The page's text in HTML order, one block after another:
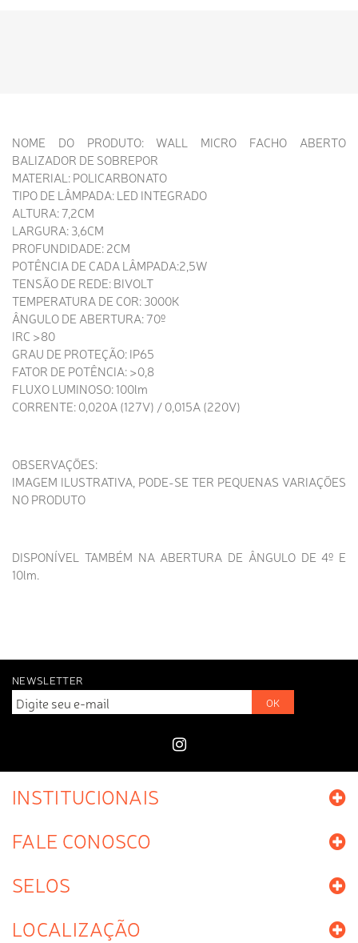
NOME DO PRODUTO: WALL MICRO FACHO ABERTO
BALIZADOR DE SOBREPOR
MATERIAL: POLICARBONATO
TIPO DE LÂMPADA: LED INTEGRADO
ALTURA: 7,2CM
LARGURA: 3,6CM
PROFUNDIDADE: 2CM
POTÊNCIA DE CADA LÂMPADA:2,5W
TENSÃO DE REDE: BIVOLT
TEMPERATURA DE COR: 3000K
ÂNGULO DE ABERTURA: 70º
IRC >80
GRAU DE PROTEÇÃO: IP65
FATOR DE POTÊNCIA: >0,8
FLUXO LUMINOSO: 100lm
CORRENTE: 0,020A (127V) / 0,015A (220V)
OBSERVAÇÕES:
IMAGEM ILUSTRATIVA, PODE-SE TER PEQUENAS VARIAÇÕES
NO PRODUTO
DISPONÍVEL TAMBÉM NA ABERTURA DE ÂNGULO DE 4º E
10lm.
NEWSLETTER
OK
INSTITUCIONAIS
FALE CONOSCO
SELOS
LOCALIZAÇÃO